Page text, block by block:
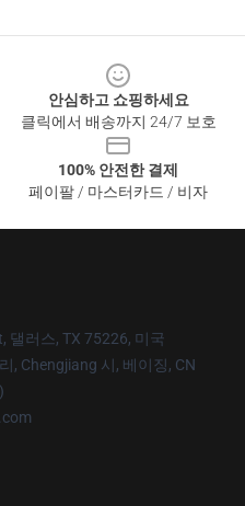
안심하고 쇼핑하세요
클릭에서 배송까지 24/7 보호
100% 안전한 결제
페이팔 / 마스터카드 / 비자
댈러스, TX 75226, 미국
, Chengjiang 시, 베이징, CN